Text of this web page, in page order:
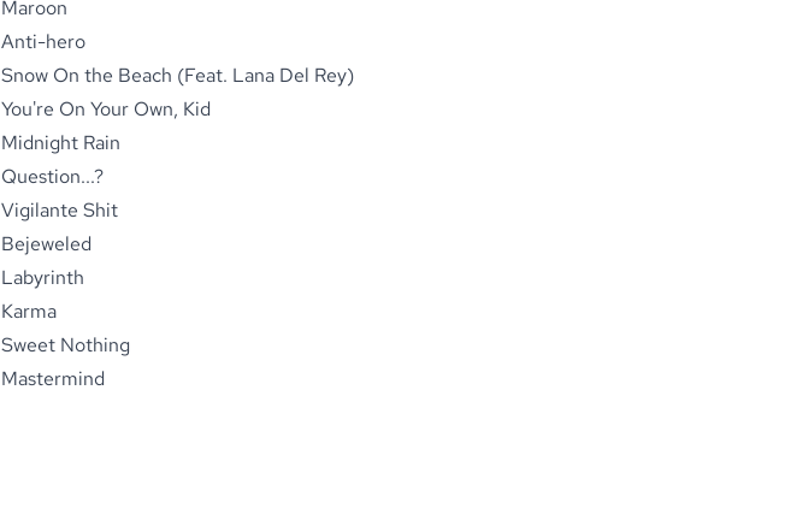
Maroon
Anti-hero
Snow On the Beach (Feat. Lana Del Rey)
You're On Your Own, Kid
Midnight Rain
Question...?
Vigilante Shit
Bejeweled
Labyrinth
Karma
Sweet Nothing
Mastermind